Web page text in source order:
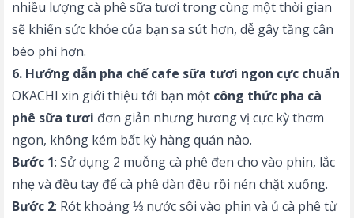
nhiều lượng cà phê sữa tươi trong cùng một thời gian
sẽ khiến sức khỏe của bạn sa sút hơn, dễ gây tăng cân
béo phì hơn.
6. Hướng dẫn pha chế cafe sữa tươi ngon cực chuẩn
OKACHI xin giới thiệu tới bạn một công thức pha cà
phê sữa tươi đơn giản nhưng hương vị cực kỳ thơm
ngon, không kém bất kỳ hàng quán nào.
Bước 1: Sử dụng 2 muỗng cà phê đen cho vào phin, lắc
nhẹ và đều tay để cà phê dàn đều rồi nén chặt xuống.
Bước 2: Rót khoảng ⅓ nước sôi vào phin và ủ cà phê từ